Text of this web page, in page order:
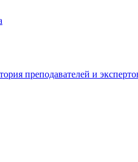
преподавателей и